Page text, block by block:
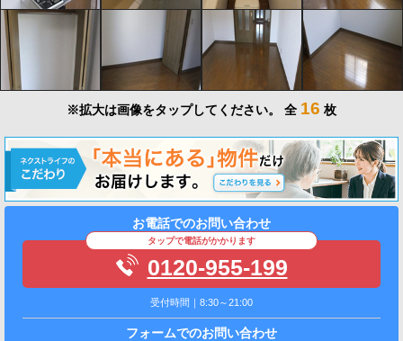
※拡大は画像をタップしてください。 全 16 枚
お電話でのお問い合わせ
タップで電話がかかります
0120-955-199
受付時間｜8:30～21:00
フォームでのお問い合わせ